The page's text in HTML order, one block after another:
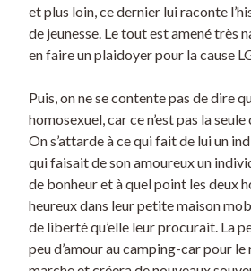
et plus loin, ce dernier lui raconte
de jeunesse. Le tout est amené très
en faire un plaidoyer pour la cause
Puis, on ne se contente pas de dire
homosexuel, car ce n’est pas la
On s’attarde à ce qui fait de lui un
qui faisait de son amoureux un
de bonheur et à quel point les deux
heureux dans leur petite maison
de liberté qu’elle leur procurait. La
peu d’amour au camping-car pour